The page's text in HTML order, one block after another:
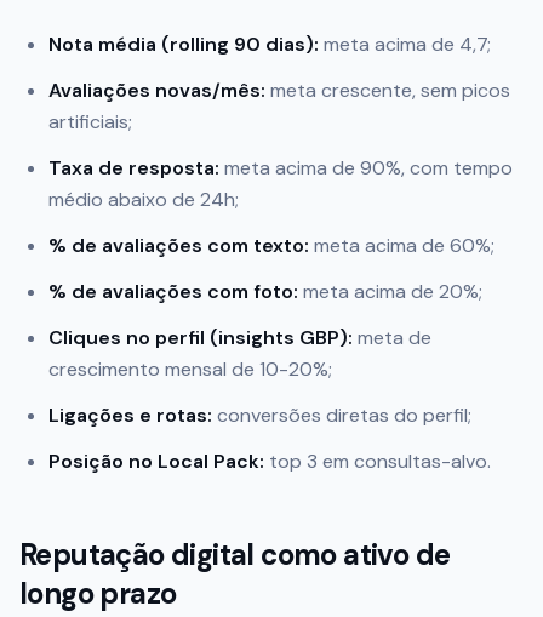
Nota média (rolling 90 dias): meta acima de 4,7;
Avaliações novas/mês: meta crescente, sem picos
artificiais;
Taxa de resposta: meta acima de 90%, com tempo
médio abaixo de 24h;
% de avaliações com texto: meta acima de 60%;
% de avaliações com foto: meta acima de 20%;
Cliques no perfil (insights GBP): meta de
crescimento mensal de 10-20%;
Ligações e rotas: conversões diretas do perfil;
Posição no Local Pack: top 3 em consultas-alvo.
Reputação digital como ativo de
longo prazo